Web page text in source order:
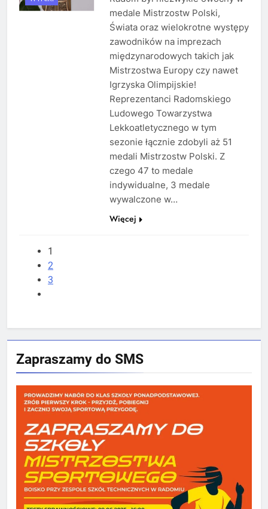
medale Mistrzostw Polski,
Świata oraz wielokrotne występy
zawodników na imprezach
międzynarodowych takich jak
Mistrzostwa Europy czy nawet
Igrzyska Olimpijskie!
Reprezentanci Radomskiego
Ludowego Towarzystwa
Lekkoatletycznego w tym
sezonie łącznie zdobyli aż 51
medali Mistrzostw Polski. Z
czego 47 to medale
indywidualne, 3 medale
wywalczone w…
Więcej
1
2
3
Zapraszamy do SMS